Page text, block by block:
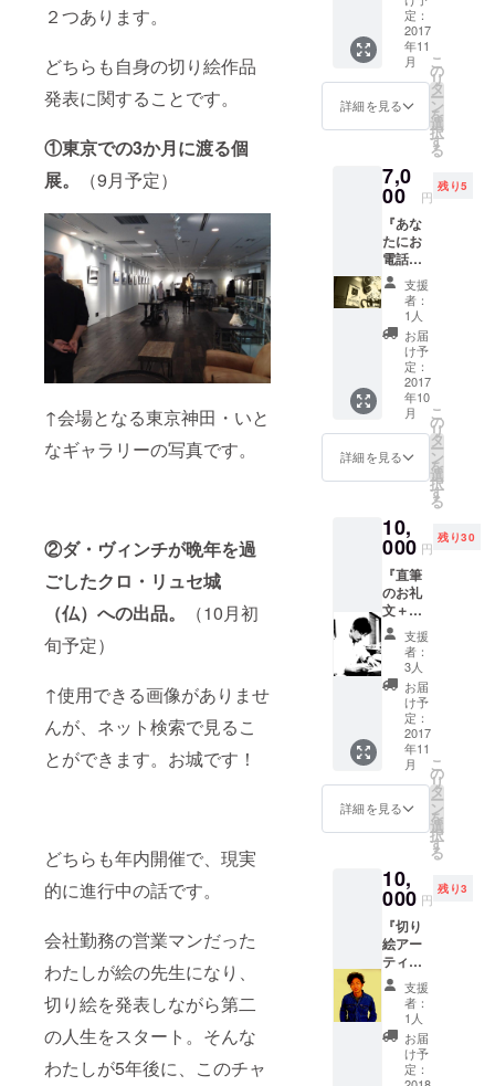
２つあります。
どちらも自身の切り絵作品
発表に関することです。
①東京での3か月に渡る個
展。
（9月予定）
↑会場となる東京神田・いと
なギャラリーの写真です。
②ダ・ヴィンチが晩年を過
ごしたクロ・リュセ城
（仏）への出品。
（10月初
旬予定）
↑使用できる画像がありませ
んが、ネット検索で見るこ
とができます。お城です！
どちらも年内開催で、現実
的に進行中の話です。
会社勤務の営業マンだった
わたしが絵の先生になり、
切り絵を発表しながら第二
の人生をスタート。そんな
わたしが5年後に、このチャ
をおさ
めま
す。全
20種制
作予定
のう
てセッ
トにい
たしま
す。 写
真は現
在制作
中の作
品原画
です。
作企画
中のポ
スト
カード
は、最
新技術
のレー
ザー
による
もので
す。 9
月開催
予定の
個展で
展示さ
れる、
最新作
の絵柄
の一部
をおさ
めま
す。全
20種制
作予定
です。
作品原
画で
す。
定：
2017
年11
月
詳細を見る
こ
の
リ
タ
ー
ン
を
選
択
す
る
7,0
00 円
残り5
『あな
たにお
電話い
たしま
す＋白
い切り
絵のポ
スト
カード
20種
（非売
品）』
ご都合
の良い
日時を
メール
合わせ
して、
お電話
でお話
させて
いただ
きま
す。お
礼も兼
ねて、
直接お
話でき
ればと
ても嬉
しく思
いま
す。
支援
者：
1人
お届
け予
定：
2017
年10
月
詳細を見る
こ
の
リ
タ
ー
ン
を
選
択
す
る
10,
000 円
残り30
『直筆
のお礼
文＋白
い切り
絵のポ
スト
カード
20種
（非売
品）』
お礼の
お手紙
を直筆
でお送
りいた
しま
在制作
企画中
のポス
トカー
ドは、
最新技
術の
レー
ザー
カット
による
もので
支援
者：
3人
お届
け予
定：
2017
年11
月
詳細を見る
こ
の
リ
タ
ー
ン
を
選
択
す
る
10,
000 円
残り3
『切り
絵アー
ティス
ト八田
員徳と
呑みに
行く
（割り
勘）』
支援
者：
1人
お届
け予
定：